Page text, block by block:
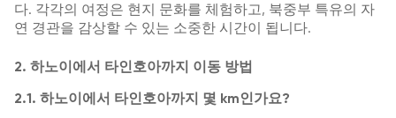
다. 각각의 여정은 현지 문화를 체험하고, 북중부 특유의 자
연 경관을 감상할 수 있는 소중한 시간이 됩니다.
2. 하노이에서 타인호아까지 이동 방법
2.1. 하노이에서 타인호아까지 몇 km인가요?